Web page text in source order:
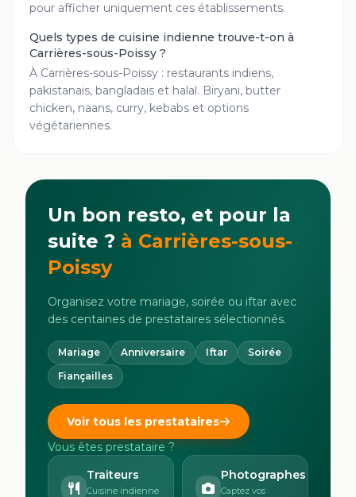
pour afficher uniquement ces établissements.
Quels types de cuisine indienne trouve-t-on à
Carrières-sous-Poissy ?
À Carrières-sous-Poissy : restaurants indiens,
pakistanais, bangladais et halal. Biryani, butter
chicken, naans, curry, kebabs et options
végétariennes.
Un bon resto, et pour la
suite ? à Carrières-sous-
Poissy
Organisez votre mariage, soirée ou iftar avec
des centaines de prestataires sélectionnés.
Mariage Anniversaire Iftar
Soirée
Fiançailles
Voir tous les prestataires
Vous êtes prestataire ?
Traiteurs
Cuisine indienne
Photographes
Captez vos